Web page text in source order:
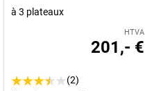
à 3 plateaux
HTVA
201,- €
(2)